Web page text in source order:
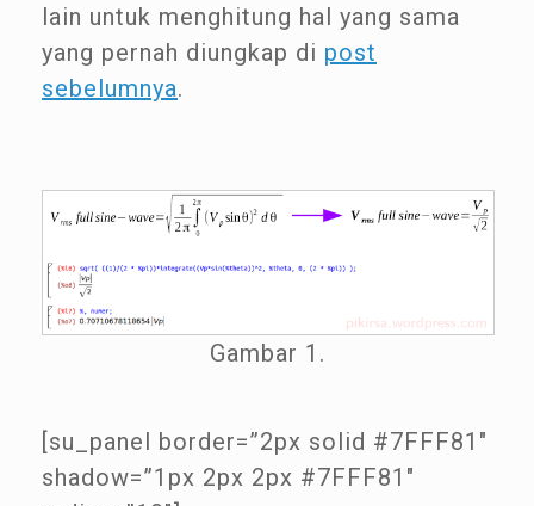
lain untuk menghitung hal yang sama
yang pernah diungkap di post
sebelumnya.
Gambar 1.
[su_panel border=”2px solid #7FFF81″
shadow=”1px 2px 2px #7FFF81″